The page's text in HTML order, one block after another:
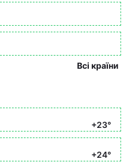
Всі країни
+23°
+24°